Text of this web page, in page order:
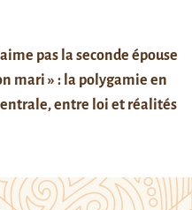
pas la seconde épouse
mari » : la polygamie en
entre loi et réalités